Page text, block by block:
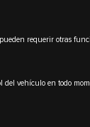
requerir otras
del vehículo en todo